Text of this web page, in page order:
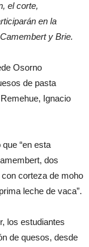
el corte,
en la
y Brie.
Osorno
de pasta
Ignacio
“en esta
dos
corteza de moho
leche de vaca”.
los estudiantes
de quesos, desde